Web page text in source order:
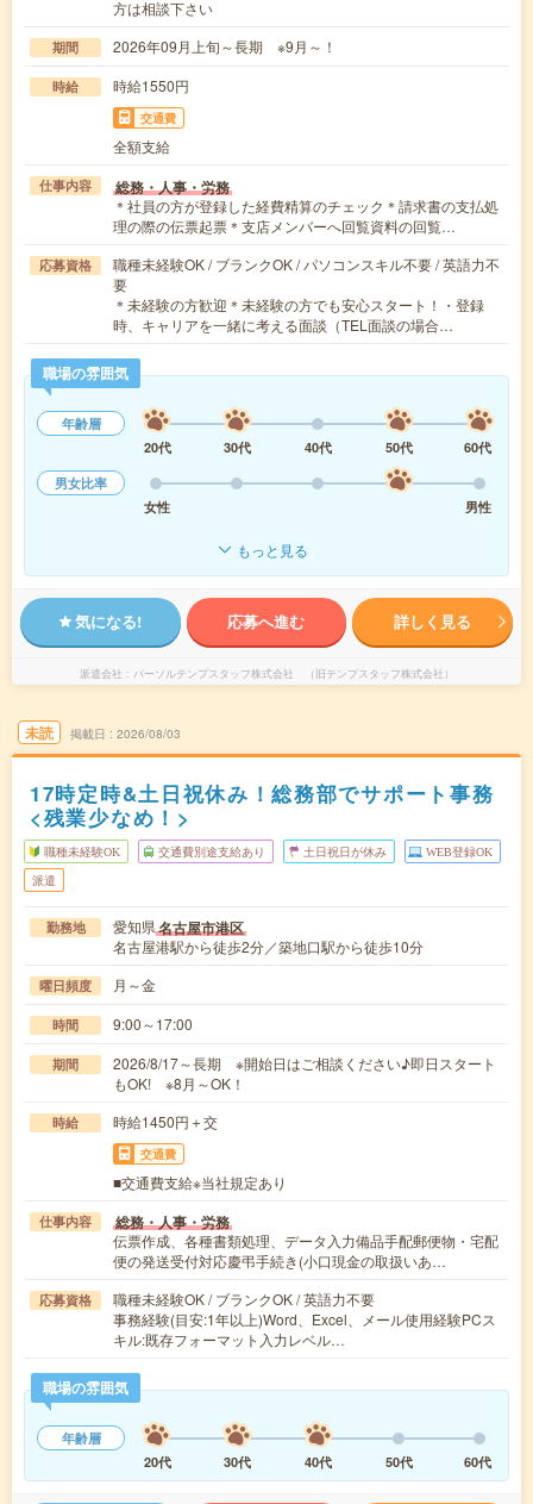
方は相談下さい
期間 2026年09月上旬～長期 ※9月～！
時給 時給1550円
交通費
全額支給
仕事内容 総務・人事・労務
＊社員の方が登録した経費精算のチェック＊請求書の支払処
理の際の伝票起票＊支店メンバーへ回覧資料の回覧…
応募資格
職種未経験OK / ブランクOK / パソコンスキル不要 / 英語力不
要
＊未経験の方歓迎＊未経験の方でも安心スタート！・登録
時、キャリアを一緒に考える面談（TEL面談の場合…
職場の雰囲気
年齢層
20代
30代 40代 50代
60代
男女比率
女性
男性
もっと見る
気になる! 応募へ進む 詳しく見る
派遣会社 パーソルテンプスタッフ株式会社 （旧テンプスタッフ株式会社）
未読 掲載日 2026/08/03
17時定時&土日祝休み！総務部でサポート事務
<残業少なめ！>
職種未経験OK 交通費別途支給あり 土日祝日が休み WEB登録OK
派遣
勤務地 愛知県名古屋市港区
名古屋港駅から徒歩2分／築地口駅から徒歩10分
曜日頻度 月～金
時間 9:00～17:00
期間
2026/8/17～長期 ※開始日はご相談ください♪即日スタート
もOK! ※8月～OK！
時給 時給1450円＋交
交通費
■交通費支給※当社規定あり
仕事内容 総務・人事・労務
伝票作成、各種書類処理、データ入力備品手配郵便物・宅配
便の発送受付対応慶弔手続き(小口現金の取扱いあ…
応募資格
職種未経験OK / ブランクOK / 英語力不要
事務経験(目安:1年以上)Word、Excel、メール使用経験PCス
キル:既存フォーマット入力レベル…
職場の雰囲気
年齢層
20代
30代 40代 50代 60代